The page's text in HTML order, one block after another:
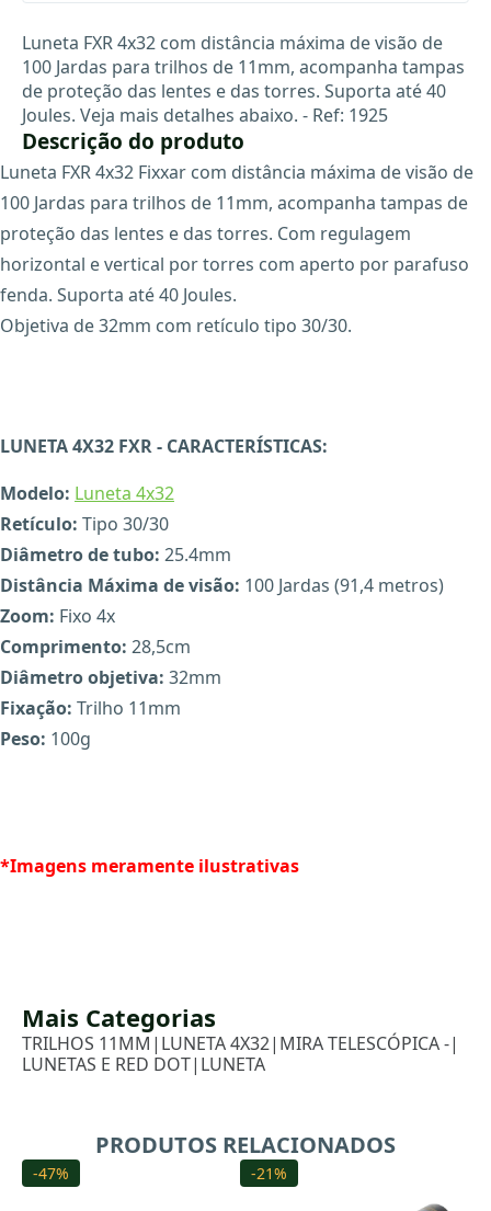
Luneta FXR 4x32 com distância máxima de visão de
100 Jardas para trilhos de 11mm, acompanha tampas
de proteção das lentes e das torres. Suporta até 40
Joules. Veja mais detalhes abaixo. - Ref: 1925
Descrição do produto
Luneta FXR 4x32 Fixxar com distância máxima de visão de
100 Jardas para trilhos de 11mm, acompanha tampas de
proteção das lentes e das torres. Com regulagem
horizontal e vertical por torres com aperto por parafuso
fenda. Suporta até 40 Joules.
Objetiva de 32mm com retículo tipo 30/30.
LUNETA 4X32 FXR - CARACTERÍSTICAS:
Modelo: Luneta 4x32
Retículo: Tipo 30/30
Diâmetro de tubo: 25.4mm
Distância Máxima de visão: 100 Jardas (91,4 metros)
Zoom: Fixo 4x
Comprimento: 28,5cm
Diâmetro objetiva: 32mm
Fixação: Trilho 11mm
Peso: 100g
*Imagens meramente ilustrativas
Mais Categorias
TRILHOS 11MM | LUNETA 4X32| MIRA TELESCÓPICA -|
LUNETAS E RED DOT| LUNETA
PRODUTOS RELACIONADOS
-47% -21%